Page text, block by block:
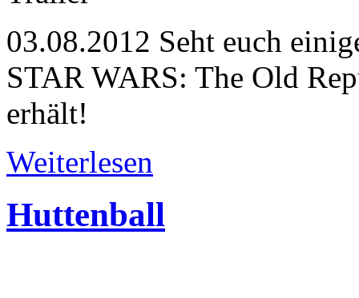
03.08.2012 Seht euch
STAR WARS: The Old
erhält!
Weiterlesen
Huttenball